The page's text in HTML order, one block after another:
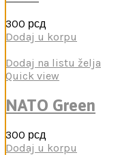
300 рсд
Dodaj u korpu
Dodaj na listu želja
Quick view
NATO Green
300 рсд
Dodaj u korpu